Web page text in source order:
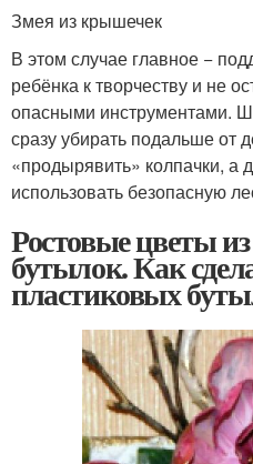
Змея из крышечек
В этом случае главное −
ребёнка к творчеству и не
опасными инструментами.
сразу убирать подальше от
«продырявить» колпачки, а
использовать безопасную
Ростовые цветы
бутылок. Как
пластиковых